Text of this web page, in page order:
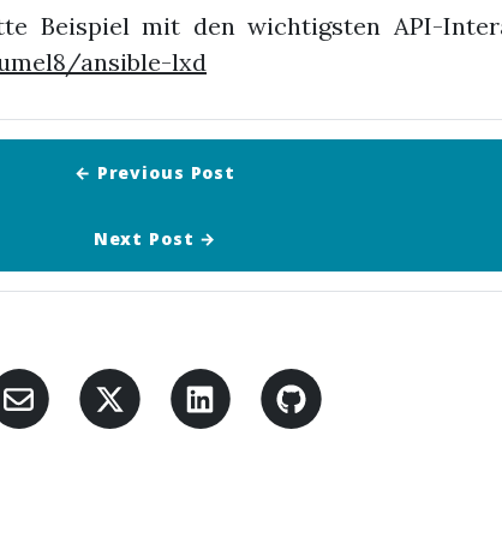
Beispiel mit den wichtigsten API-
ansible-lxd
← Previous Post
Next Post →